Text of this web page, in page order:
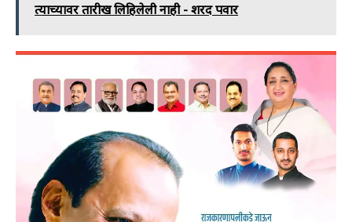
त्याच्यावर तारीख लिहिलेली नाही - शरद‌ पवार